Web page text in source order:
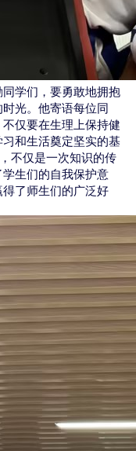
学们，要勇敢地拥抱
光。他寄语每位同
仅要在生理上保持健
和生活奠定坚实的基
不仅是一次知识的传
生们的自我保护意
了师生们的广泛好